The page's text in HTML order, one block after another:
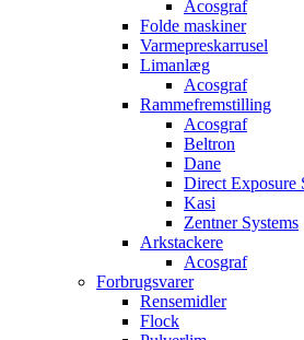
Acosgraf
Folde maskiner
Varmepreskarrusel
Limanlæg
Acosgraf
Rammefremstilling
Acosgraf
Beltron
Dane
Direct Exposure
Kasi
Zentner Systems
Arkstackere
Acosgraf
Forbrugsvarer
Rensemidler
Flock